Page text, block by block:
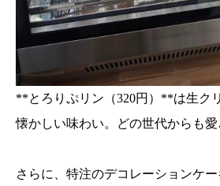
**とろりぷリン（320円）**は生ク
懐かしい味わい。どの世代からも愛
さらに、特注のデコレーションケ